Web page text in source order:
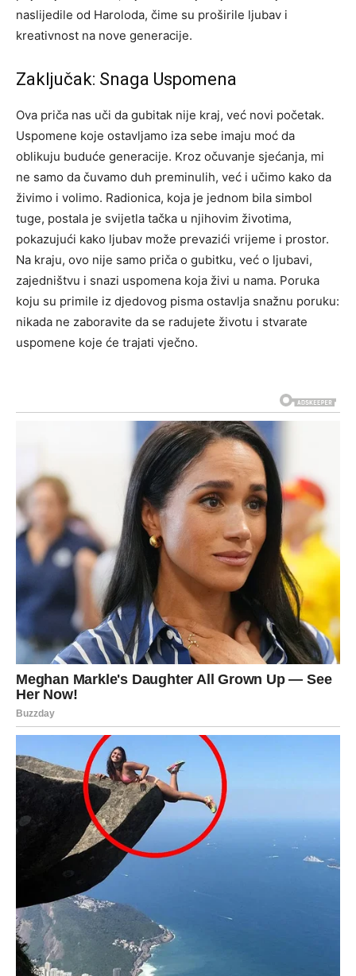
naslijedile od Haroloda, čime su proširile ljubav i
kreativnost na nove generacije.
Zaključak: Snaga Uspomena
Ova priča nas uči da gubitak nije kraj, već novi početak.
Uspomene koje ostavljamo iza sebe imaju moć da
oblikuju buduće generacije. Kroz očuvanje sjećanja, mi
ne samo da čuvamo duh preminulih, već i učimo kako da
živimo i volimo. Radionica, koja je jednom bila simbol
tuge, postala je svijetla tačka u njihovim životima,
pokazujući kako ljubav može prevazići vrijeme i prostor.
Na kraju, ovo nije samo priča o gubitku, već o ljubavi,
zajedništvu i snazi uspomena koja živi u nama. Poruka
koju su primile iz djedovog pisma ostavlja snažnu poruku:
nikada ne zaboravite da se radujete životu i stvarate
uspomene koje će trajati vječno.